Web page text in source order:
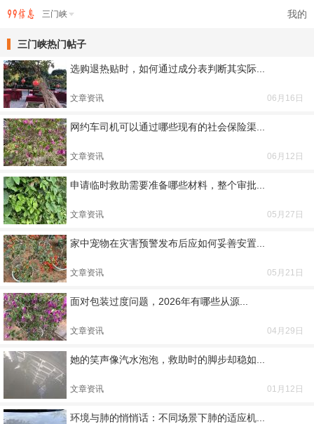
我的
三门峡
三门峡热门帖子
选购退热贴时，如何通过成分表判断其实际...
文章资讯 06月16日
网约车司机可以通过哪些现有的社会保险渠...
文章资讯 06月12日
申请临时救助需要准备哪些材料，整个审批...
文章资讯 05月27日
家中宠物在灾害预警发布后应如何妥善安置...
文章资讯 05月21日
面对包装过度问题，2026年有哪些从源...
文章资讯 04月29日
她的笑声像汽水泡泡，救助时的脚步却稳如...
文章资讯 01月12日
环境与肺的悄悄话：不同场景下肺的适应机...